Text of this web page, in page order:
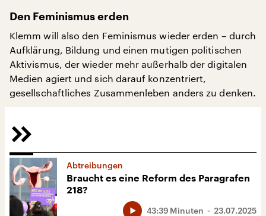
Den Feminismus erden
Klemm will also den Feminismus wieder erden – durch
Aufklärung, Bildung und einen mutigen politischen
Aktivismus, der wieder mehr außerhalb der digitalen
Medien agiert und sich darauf konzentriert,
gesellschaftliches Zusammenleben anders zu denken.
Abtreibungen
Braucht es eine Reform des Paragrafen
218?
23.07.2025
43:39 Minuten